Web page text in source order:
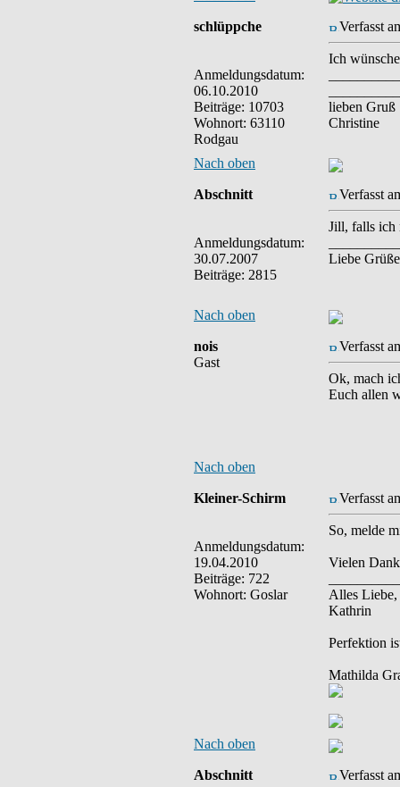
schlüppche
Anmeldungsdatum:
06.10.2010
Beiträge: 10703
Wohnort: 63110
Rodgau
Verfasst
Ich
lieben Gruß
Christine
Nach oben
Abschnitt
Anmeldungsdatum:
30.07.2007
Beiträge: 2815
Verfasst
Jill, falls ich
Liebe
Nach oben
nois
Gast
Verfasst
Ok, mach
Euch allen
Nach oben
Kleiner-Schirm
Anmeldungsdatum:
19.04.2010
Beiträge: 722
Wohnort: Goslar
Verfasst
So, melde
Vielen
Alles Liebe,
Kathrin
Perfektion
Mathilda
Nach oben
Abschnitt Verfasst